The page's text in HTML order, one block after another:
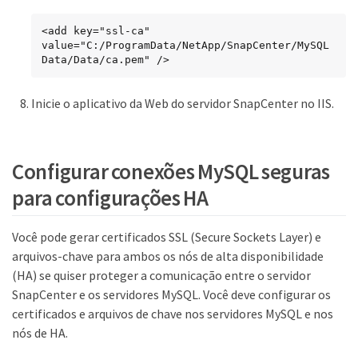
<add key="ssl-ca"
value="C:/ProgramData/NetApp/SnapCenter/MySQL
Data/Data/ca.pem" />
Inicie o aplicativo da Web do servidor SnapCenter no IIS.
Configurar conexões MySQL seguras
para configurações HA
Você pode gerar certificados SSL (Secure Sockets Layer) e
arquivos-chave para ambos os nós de alta disponibilidade
(HA) se quiser proteger a comunicação entre o servidor
SnapCenter e os servidores MySQL. Você deve configurar os
certificados e arquivos de chave nos servidores MySQL e nos
nós de HA.